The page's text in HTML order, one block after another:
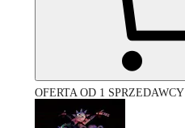
OFERTA OD 1 SPRZEDAWCY